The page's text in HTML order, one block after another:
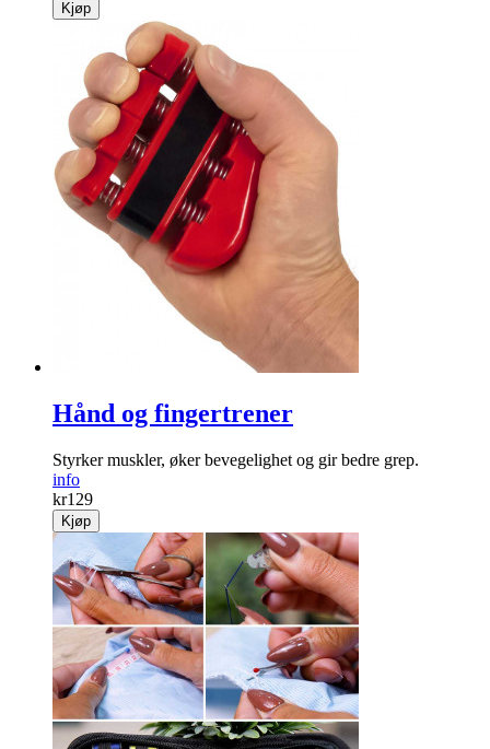
Kjøp
Hånd og fingertrener
Styrker muskler, øker bevegelighet og gir bedre grep.
info
kr129
Kjøp